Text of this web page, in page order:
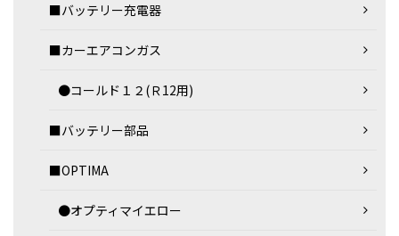
■バッテリー充電器
■カーエアコンガス
●コールド１２(Ｒ12用)
■バッテリー部品
■OPTIMA
●オプティマイエロー